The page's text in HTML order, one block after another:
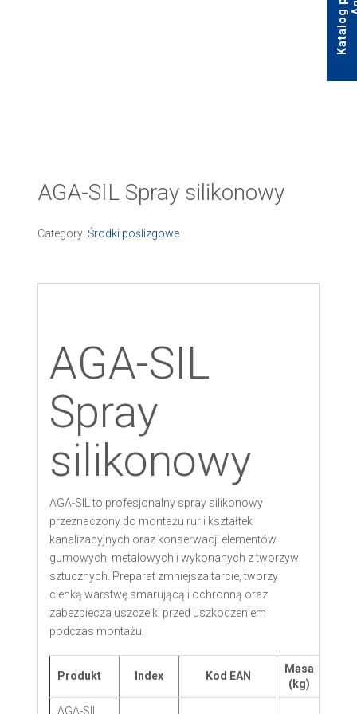
AGA-SIL Spray silikonowy
Category:Środki poślizgowe
AGA-SIL
Spray
silikonowy
AGA-SIL to profesjonalny spray silikonowy
przeznaczony do montażu rur i kształtek
kanalizacyjnych oraz konserwacji elementów
gumowych, metalowych i wykonanych z tworzyw
sztucznych. Preparat zmniejsza tarcie, tworzy
cienką warstwę smarującą i ochronną oraz
zabezpiecza uszczelki przed uszkodzeniem
podczas montażu.
Produkt Index Kod EAN
Masa
(kg)
AGA-SIL